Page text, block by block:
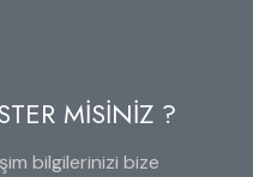
MİSİNİZ ?
bilgilerinizi bize